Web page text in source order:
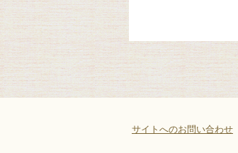
サイトへのお問い合わせ